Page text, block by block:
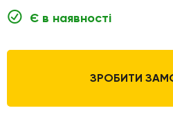
Є в наявності
ЗРОБИТИ